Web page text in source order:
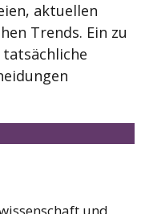
aktuellen
Trends. Ein zu